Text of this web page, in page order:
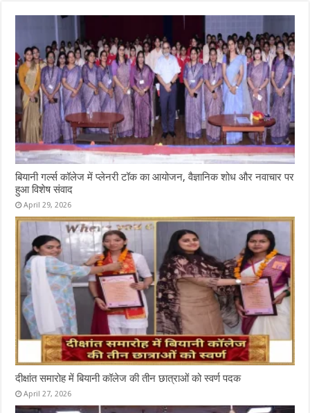
बियानी गर्ल्स कॉलेज में प्लेनरी टॉक का आयोजन, वैज्ञानिक शोध और नवाचार पर
हुआ विशेष संवाद
April 29, 2026
दीक्षांत समारोह में बियानी कॉलेज की तीन छात्राओं को स्वर्ण पदक
April 27, 2026